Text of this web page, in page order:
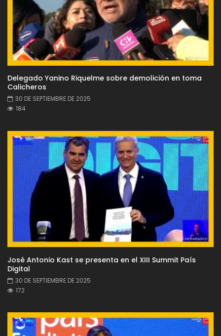
Delegado Yanino Riquelme sobre demolición en toma
Calicheros
30 DE SEPTIEMBRE DE 2025
184
José Antonio Kast se presenta en el XIII Summit País
Digital
30 DE SEPTIEMBRE DE 2025
172